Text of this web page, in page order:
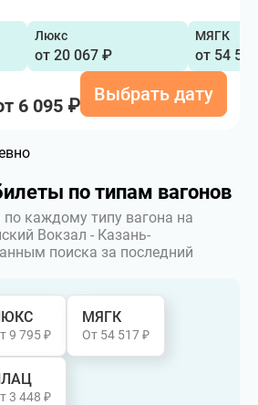
Люкс
от 20 067 ₽
МЯГК
от 54
6 095 ₽
Выбрать дату
по типам вагонов
каждому типу вагона на
Вокзал - Казань-
поиска за последний
9 795 ₽
МЯГК
От 54 517 ₽
3 448 ₽